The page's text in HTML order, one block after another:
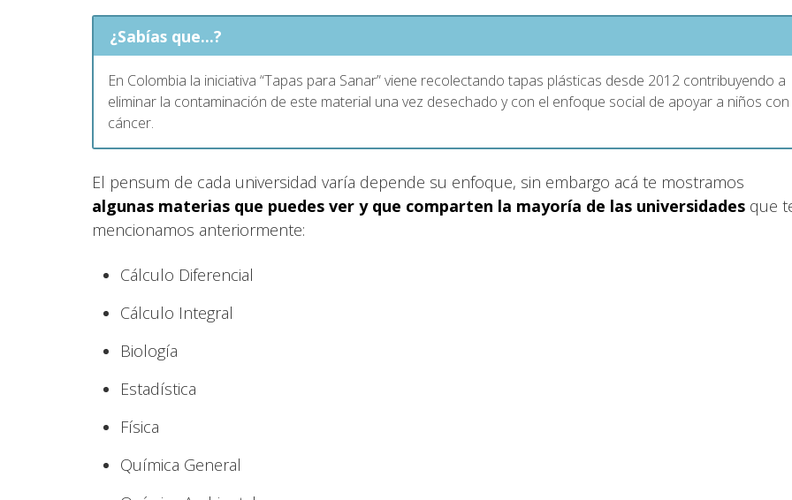
¿Sabías que...?
En Colombia la iniciativa “Tapas para Sanar” viene recolectando tapas plásticas desde 2012 contribuyendo a
eliminar la contaminación de este material una vez desechado y con el enfoque social de apoyar a niños con
cáncer.
El pensum de cada universidad varía depende su enfoque, sin embargo acá te mostramos
algunas materias que puedes ver y que comparten la mayoría de las universidades que
mencionamos anteriormente:
Cálculo Diferencial
Cálculo Integral
Biología
Estadística
Física
Química General